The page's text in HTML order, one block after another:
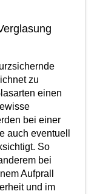
zu
einen
bei einer
auch eventuell
So
bei
Aufprall
und im